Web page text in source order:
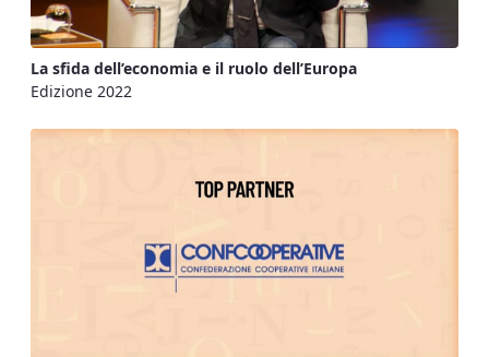
La sfida dell’economia e il ruolo dell’Europa
Edizione 2022